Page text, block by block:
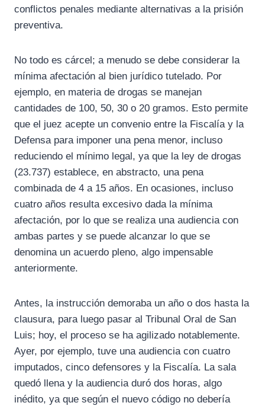
conflictos penales mediante alternativas a la prisión
preventiva.
No todo es cárcel; a menudo se debe considerar la
mínima afectación al bien jurídico tutelado. Por
ejemplo, en materia de drogas se manejan
cantidades de 100, 50, 30 o 20 gramos. Esto permite
que el juez acepte un convenio entre la Fiscalía y la
Defensa para imponer una pena menor, incluso
reduciendo el mínimo legal, ya que la ley de drogas
(23.737) establece, en abstracto, una pena
combinada de 4 a 15 años. En ocasiones, incluso
cuatro años resulta excesivo dada la mínima
afectación, por lo que se realiza una audiencia con
ambas partes y se puede alcanzar lo que se
denomina un acuerdo pleno, algo impensable
anteriormente.
Antes, la instrucción demoraba un año o dos hasta la
clausura, para luego pasar al Tribunal Oral de San
Luis; hoy, el proceso se ha agilizado notablemente.
Ayer, por ejemplo, tuve una audiencia con cuatro
imputados, cinco defensores y la Fiscalía. La sala
quedó llena y la audiencia duró dos horas, algo
inédito, ya que según el nuevo código no debería